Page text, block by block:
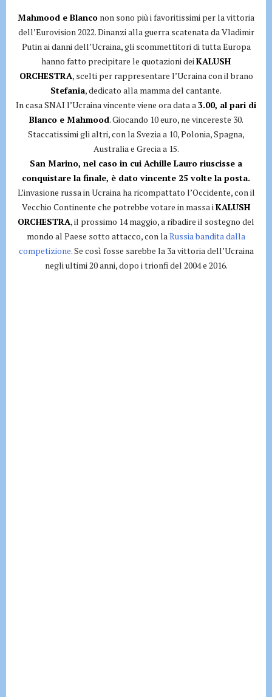
Mahmood e Blanco non sono più i favoritissimi per la vittoria
dell’Eurovision 2022. Dinanzi alla guerra scatenata da Vladimir
Putin ai danni dell’Ucraina, gli scommettitori di tutta Europa
hanno fatto precipitare le quotazioni deiKALUSH
ORCHESTRA, scelti per rappresentare l’Ucraina con il brano
Stefania, dedicato alla mamma del cantante.
In casa SNAI l’Ucraina vincente viene ora data a3.00, al pari di
Blanco e Mahmood. Giocando 10 euro, ne vincereste 30.
Staccatissimi gli altri, con la Svezia a 10, Polonia, Spagna,
Australia e Grecia a 15.
San Marino, nel caso in cui Achille Lauro riuscisse a
conquistare la finale, è dato vincente 25 volte la posta.
L’invasione russa in Ucraina ha ricompattato l’Occidente, con il
Vecchio Continente che potrebbe votare in massa iKALUSH
ORCHESTRA, il prossimo 14 maggio, a ribadire il sostegno del
mondo al Paese sotto attacco, con laRussia bandita dalla
competizione. Se così fosse sarebbe la 3a vittoria dell’Ucraina
negli ultimi 20 anni, dopo i trionfi del 2004 e 2016.